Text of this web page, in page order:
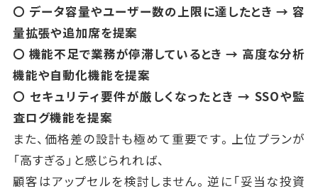
〇 データ容量やユーザー数の上限に達したとき → 容
量拡張や追加席を提案
〇 機能不足で業務が停滞しているとき → 高度な分析
機能や自動化機能を提案
〇 セキュリティ要件が厳しくなったとき → SSOや監
査ログ機能を提案
また、価格差の設計も極めて重要です。上位プランが
「高すぎる」と感じられれば、
顧客はアップセルを検討しません。逆に「妥当な投資